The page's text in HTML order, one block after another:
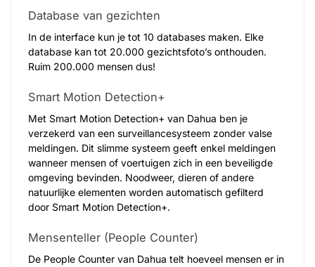
Database van gezichten
In de interface kun je tot 10 databases maken. Elke
database kan tot 20.000 gezichtsfoto’s onthouden.
Ruim 200.000 mensen dus!
Smart Motion Detection+
Met Smart Motion Detection+ van Dahua ben je
verzekerd van een surveillancesysteem zonder valse
meldingen. Dit slimme systeem geeft enkel meldingen
wanneer mensen of voertuigen zich in een beveiligde
omgeving bevinden. Noodweer, dieren of andere
natuurlijke elementen worden automatisch gefilterd
door Smart Motion Detection+.
Mensenteller (People Counter)
De People Counter van Dahua telt hoeveel mensen er in